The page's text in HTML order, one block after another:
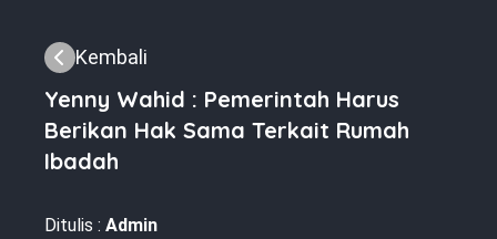
Kembali
Yenny Wahid : Pemerintah Harus
Berikan Hak Sama Terkait Rumah
Ibadah
Ditulis : Admin